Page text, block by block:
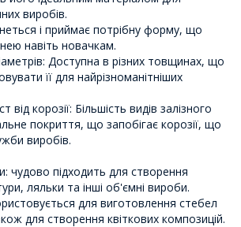
виробів.
і приймає потрібну форму, що
навіть новачкам.
Доступна в різних товщинах, що
її для найрізноманітніших
від корозії: Більшість видів залізного
покриття, що запобігає корозії, що
виробів.
чудово підходить для створення
ляльки та інші об'ємні вироби.
для виготовлення стебел
для створення квіткових композицій.